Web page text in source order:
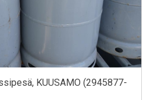
KUUSAMO (2945877-